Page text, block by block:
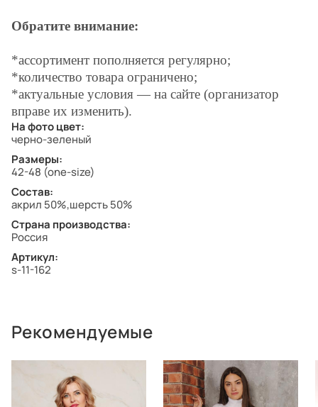
Обратите внимание:
*ассортимент пополняется регулярно;
*количество товара ограничено;
*актуальные условия — на сайте (организатор
вправе их изменить).
На фото цвет:
черно-зеленый
Размеры:
42-48 (one-size)
Состав:
акрил 50%,шерсть 50%
Страна производства:
Россия
Артикул:
s-11-162
Рекомендуемые